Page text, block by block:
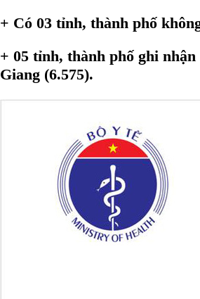
+ Có 03 tỉnh, thành phố
+ 05 tỉnh, thành phố ghi
Giang (6.575).